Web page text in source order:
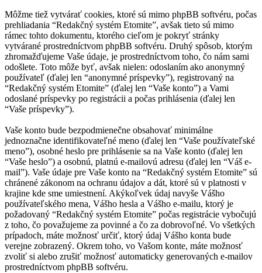
Môžme tiež vytvárať cookies, ktoré sú mimo phpBB softvéru, počas
prehliadania “Redakčný systém Etomite”, avšak tieto sú mimo
rámec tohto dokumentu, ktorého cieľom je pokryť stránky
vytvárané prostredníctvom phpBB softvéru. Druhý spôsob, ktorým
zhromažďujeme Vaše údaje, je prostredníctvom toho, čo nám sami
odošlete. Toto môže byť, avšak nielen: odoslaním ako anonymný
používateľ (ďalej len “anonymné príspevky”), registrovaný na
“Redakčný systém Etomite” (ďalej len “Vaše konto”) a Vami
odoslané príspevky po registrácii a počas prihlásenia (ďalej len
“Vaše príspevky”).
Vaše konto bude bezpodmienečne obsahovať minimálne
jednoznačne identifikovateľné meno (ďalej len “Vaše používateľské
meno”), osobné heslo pre prihlásenie sa na Vaše konto (ďalej len
“Vaše heslo”) a osobnú, platnú e-mailovú adresu (ďalej len “Váš e-
mail”). Vaše údaje pre Vaše konto na “Redakčný systém Etomite” sú
chránené zákonom na ochranu údajov a dát, ktoré sú v platnosti v
krajine kde sme umiestnení. Akýkoľvek údaj navyše Vášho
používateľského mena, Vášho hesla a Vášho e-mailu, ktorý je
požadovaný “Redakčný systém Etomite” počas registrácie vybočujú
z toho, čo považujeme za povinné a čo za dobrovoľné. Vo všetkých
prípadoch, máte možnosť určiť, ktorý údaj Vášho konta bude
verejne zobrazený. Okrem toho, vo Vašom konte, máte možnosť
zvoliť si alebo zrušiť možnosť automaticky generovaných e-mailov
prostredníctvom phpBB softvéru.